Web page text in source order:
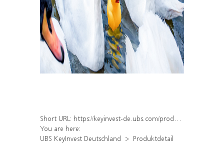
Short URL: https://keyinvest-de.ubs.com/produkt/detail/index/isin/DE000WA740X6
You are here:
UBS KeyInvest Deutschland
Produktdetail